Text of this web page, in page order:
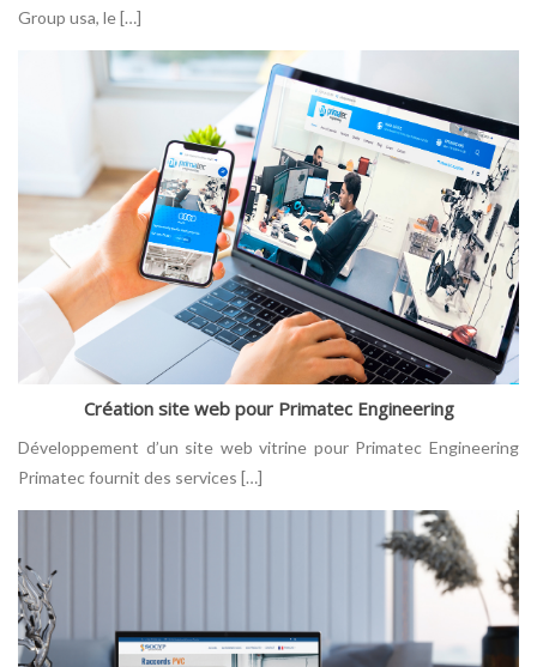
Group usa, le […]
Création site web pour Primatec Engineering
Développement d’un site web vitrine pour Primatec Engineering
Primatec fournit des services […]